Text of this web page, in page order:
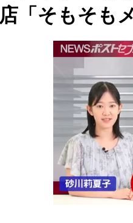
店「そもそも